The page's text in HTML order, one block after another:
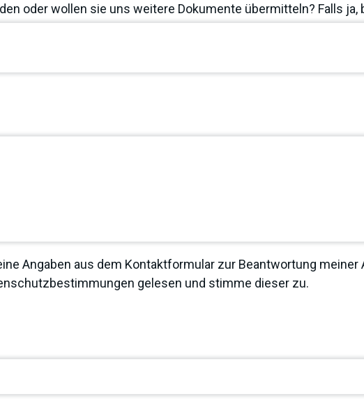
oder wollen sie uns weitere Dokumente übermitteln? Falls ja,
Angaben aus dem Kontaktformular zur Beantwortung meiner
gelesen und stimme dieser zu.